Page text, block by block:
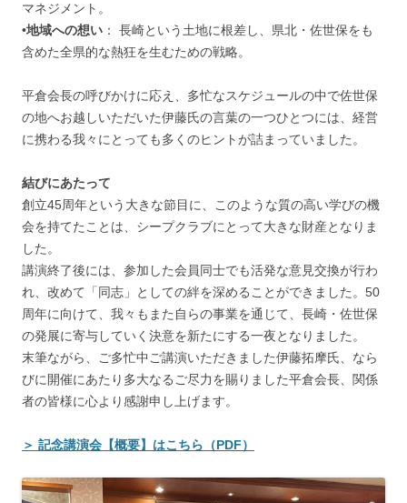
マネジメント。
•地域への想い ： 長崎という土地に根差し、県北・佐世保をも
含めた全県的な熱狂を生むための戦略。
平倉会長の呼びかけに応え、多忙なスケジュールの中で佐世保
の地へお越しいただいた伊藤氏の言葉の一つひとつには、経営
に携わる我々にとっても多くのヒントが詰まっていました。
結びにあたって
創立45周年という大きな節目に、このような質の高い学びの機
会を持てたことは、シープクラブにとって大きな財産となりま
した。
講演終了後には、参加した会員同士でも活発な意見交換が行わ
れ、改めて「同志」としての絆を深めることができました。50
周年に向けて、我々もまた自らの事業を通じて、長崎・佐世保
の発展に寄与していく決意を新たにする一夜となりました。
末筆ながら、ご多忙中ご講演いただきました伊藤拓摩氏、なら
びに開催にあたり多大なるご尽力を賜りました平倉会長、関係
者の皆様に心より感謝申し上げます。
＞ 記念講演会【概要】はこちら（PDF）